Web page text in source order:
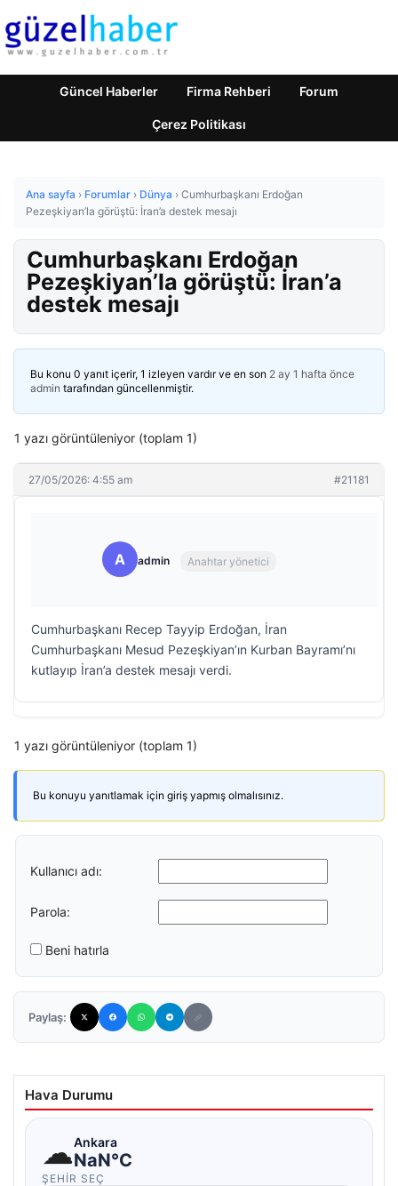
Güncel Haberler Firma Rehberi Forum
Çerez Politikası
Ana sayfa › Forumlar › Dünya › Cumhurbaşkanı Erdoğan
Pezeşkiyan’la görüştü: İran’a destek mesajı
Cumhurbaşkanı Erdoğan
Pezeşkiyan’la görüştü: İran’a
destek mesajı
Bu konu 0 yanıt içerir, 1 izleyen vardır ve en son 2 ay 1 hafta önce
admin tarafından güncellenmiştir.
1 yazı görüntüleniyor (toplam 1)
27/05/2026: 4:55 am #21181
A admin Anahtar yönetici
Cumhurbaşkanı Recep Tayyip Erdoğan, İran
Cumhurbaşkanı Mesud Pezeşkiyan’ın Kurban Bayramı’nı
kutlayıp İran’a destek mesajı verdi.
1 yazı görüntüleniyor (toplam 1)
Bu konuyu yanıtlamak için giriş yapmış olmalısınız.
Kullanıcı adı:
Parola:
Beni hatırla
Paylaş:
Hava Durumu
☁Ankara
NaN°C
ŞEHIR SEÇ